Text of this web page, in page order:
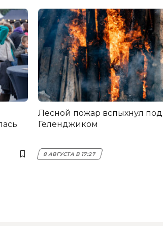
Лесной пожар вспыхнул под
Геленджиком
8 АВГУСТА В 17:27